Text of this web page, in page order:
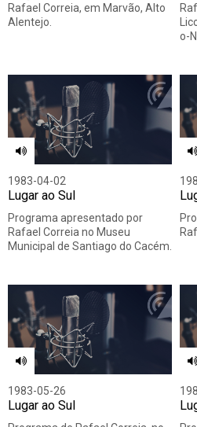
Rafael Correia, em Marvão, Alto
Alentejo.
o-
1983-04-02
Lugar ao Sul
Programa apresentado por
Rafael Correia no Museu
Municipal de Santiago do Cacém.
1983-05-26
Lugar ao Sul